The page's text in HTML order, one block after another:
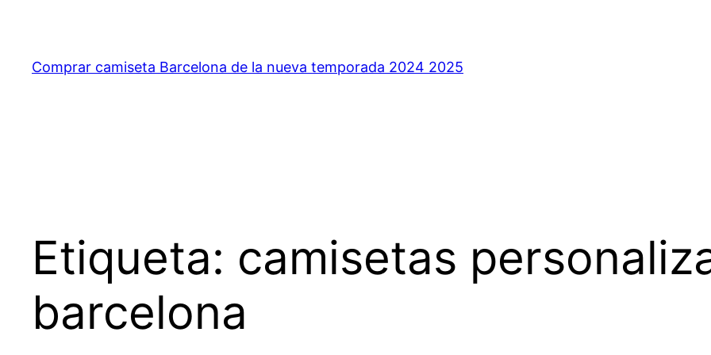
contenido
Comprar camiseta Barcelona de la nueva temporada 2024 2025
Etiqueta: camisetas
barcelona